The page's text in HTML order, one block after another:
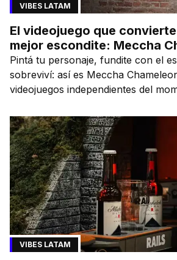
VIBES LATAM
El videojuego que
mejor escondite: Meccha
Pintá tu personaje, fundite con el
sobreviví: así es Meccha
videojuegos independientes del
VIBES LATAM